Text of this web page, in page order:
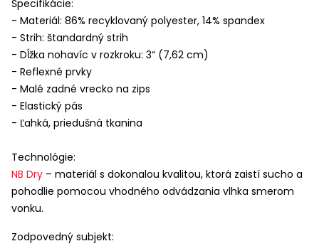
Špecifikácie:
- Materiál: 86% recyklovaný polyester, 14% spandex
- Strih: štandardný strih
- Dĺžka nohavíc v rozkroku: 3“ (7,62 cm)
- Reflexné prvky
- Malé zadné vrecko na zips
- Elastický pás
- Ľahká, priedušná tkanina
Technológie:
NB Dry – materiál s dokonalou kvalitou, ktorá zaistí sucho a
pohodlie pomocou vhodného odvádzania vlhka smerom
vonku.
Zodpovedný subjekt: